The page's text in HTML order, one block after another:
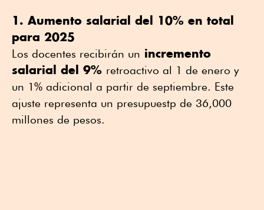
1. Aumento salarial del 10% en total
para 2025
Los docentes recibirán un incremento
salarial del 9% retroactivo al 1 de enero y
un 1% adicional a partir de septiembre. Este
ajuste representa un presupuestp de 36,000
millones de pesos.